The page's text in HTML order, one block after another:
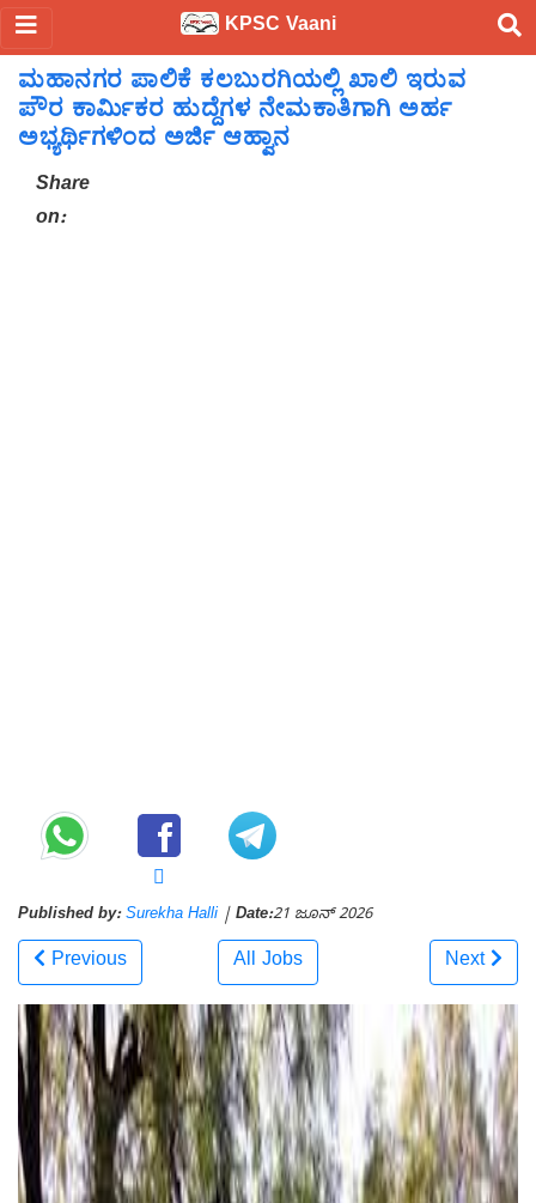
KPSC Vaani
ಮಹಾನಗರ ಪಾಲಿಕೆ ಕಲಬುರಗಿಯಲ್ಲಿ ಖಾಲಿ ಇರುವ
ಪೌರ ಕಾರ್ಮಿಕರ ಹುದ್ದೆಗಳ ನೇಮಕಾತಿಗಾಗಿ ಅರ್ಹ
ಅಭ್ಯರ್ಥಿಗಳಿಂದ ಅರ್ಜಿ ಆಹ್ವಾನ
Share
on:
Published by: Surekha Halli | Date:21 ಜೂನ್ 2026
Previous All Jobs Next